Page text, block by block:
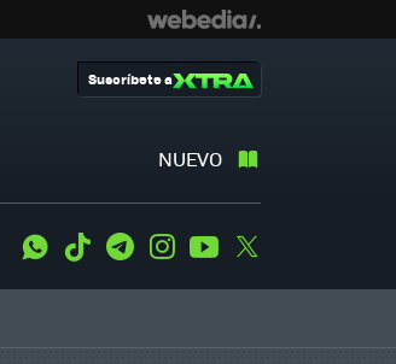
NUEVO
Suscríbete a
WhatsApp
Tiktok TelegramInstagramYoutube